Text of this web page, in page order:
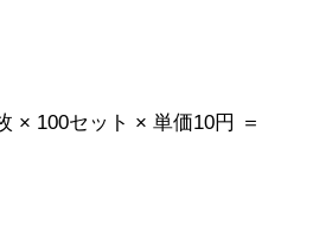
× 100セット × 単価10円 ＝